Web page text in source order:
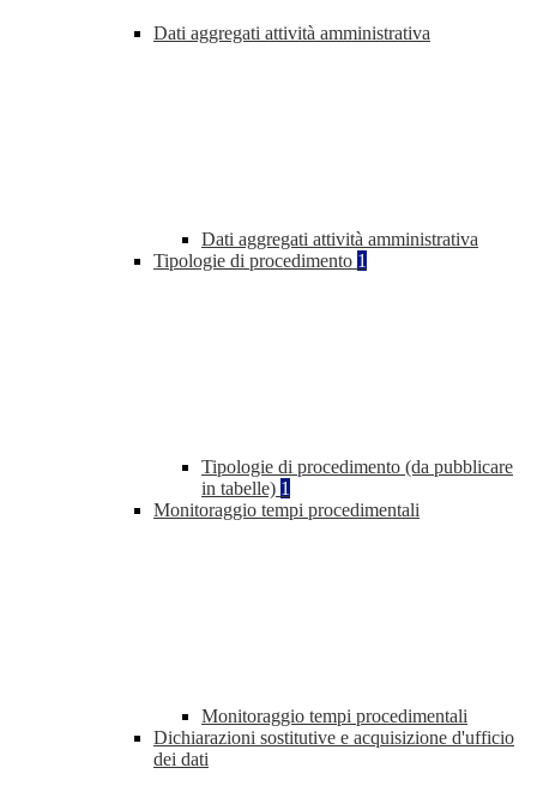
Dati aggregati attività amministrativa
Dati aggregati attività amministrativa
Tipologie di procedimento 1
Tipologie di procedimento (da pubblicare
in tabelle) 1
Monitoraggio tempi procedimentali
Monitoraggio tempi procedimentali
Dichiarazioni sostitutive e acquisizione d'ufficio
dei dati